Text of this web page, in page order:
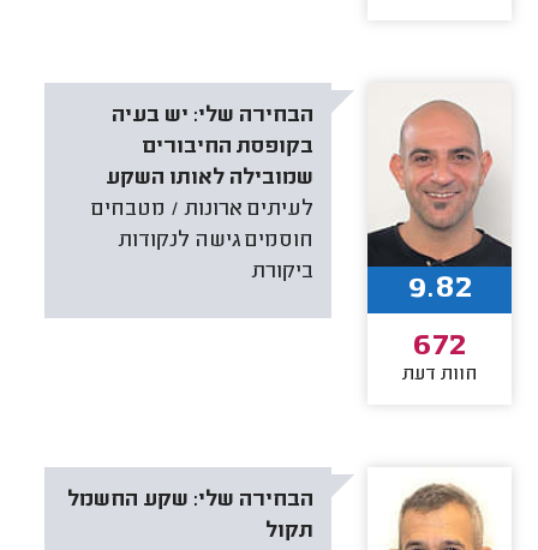
הבחירה שלי: יש בעיה
בקופסת החיבורים
שמובילה לאותו השקע
לעיתים ארונות / מטבחים
חוסמים גישה לנקודות
ביקורת
9.82
672
חוות דעת
הבחירה שלי: שקע החשמל
תקול